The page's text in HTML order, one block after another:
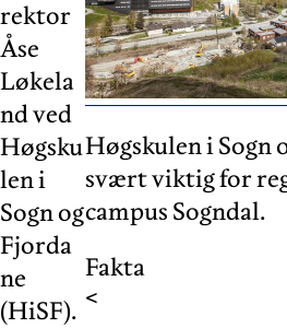
Høgskulen i Sogn
svært viktig for
campus Sogndal.
Fakta
<
rektor
Åse
Løkela
nd ved
Høgsku
len i
Sogn og
Fjorda
ne
(HiSF).